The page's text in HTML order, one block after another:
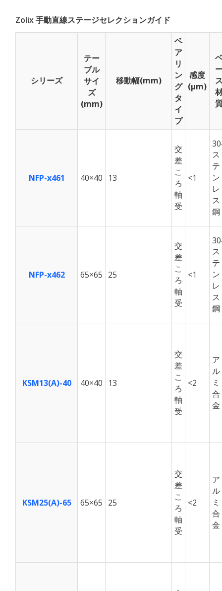
Zolix 手動直線ステージセレクションガイド
シリーズ
テー
ブル
サイ
ズ
(mm)
移動幅(mm)
ベ
ア
リ
ン
グ
タ
イ
プ
感度
(μm)
NFP-x461 40×40 13
交
差
こ
ろ
軸
受
<1
ス
テ
ン
レ
ス
鋼
NFP-x462 65×65 25
交
差
こ
ろ
軸
受
<1
ス
テ
ン
レ
ス
鋼
KSM13(A)-40 40×40 13
交
差
こ
ろ
軸
受
<2
ア
ル
ミ
合
金
KSM25(A)-65 65×65 25
交
差
こ
ろ
軸
受
<2
ア
ル
ミ
合
金